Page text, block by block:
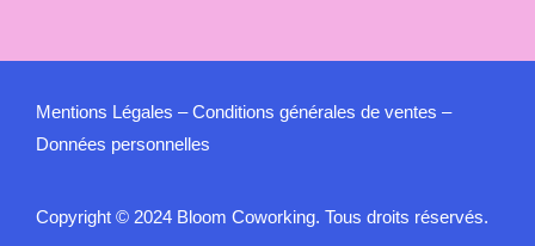
Mentions Légales –Conditions générales de ventes –
Données personnelles
Copyright © 2024 Bloom Coworking. Tous droits réservés.